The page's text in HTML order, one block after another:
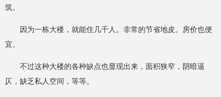
筑。
因为一栋大楼，就能住几千人。非常的节省地皮。房价也便
宜。
不过这种大楼的各种缺点也显现出来，面积狭窄，阴暗逼
仄，缺乏私人空间，等等。